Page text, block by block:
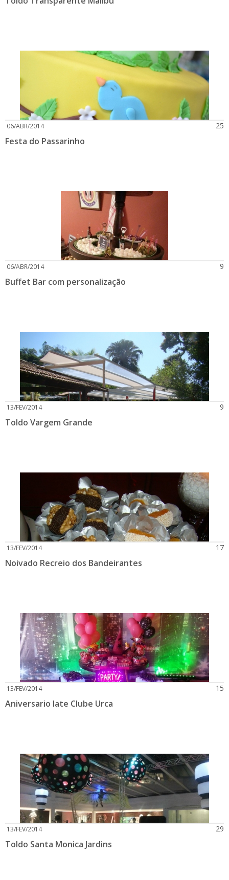
06/ABR/2014 25
Festa do Passarinho
06/ABR/2014 9
Buffet Bar com personalização
13/FEV/2014 9
Toldo Vargem Grande
13/FEV/2014 17
Noivado Recreio dos Bandeirantes
13/FEV/2014 15
Aniversario Iate Clube Urca
13/FEV/2014 29
Toldo Santa Monica Jardins